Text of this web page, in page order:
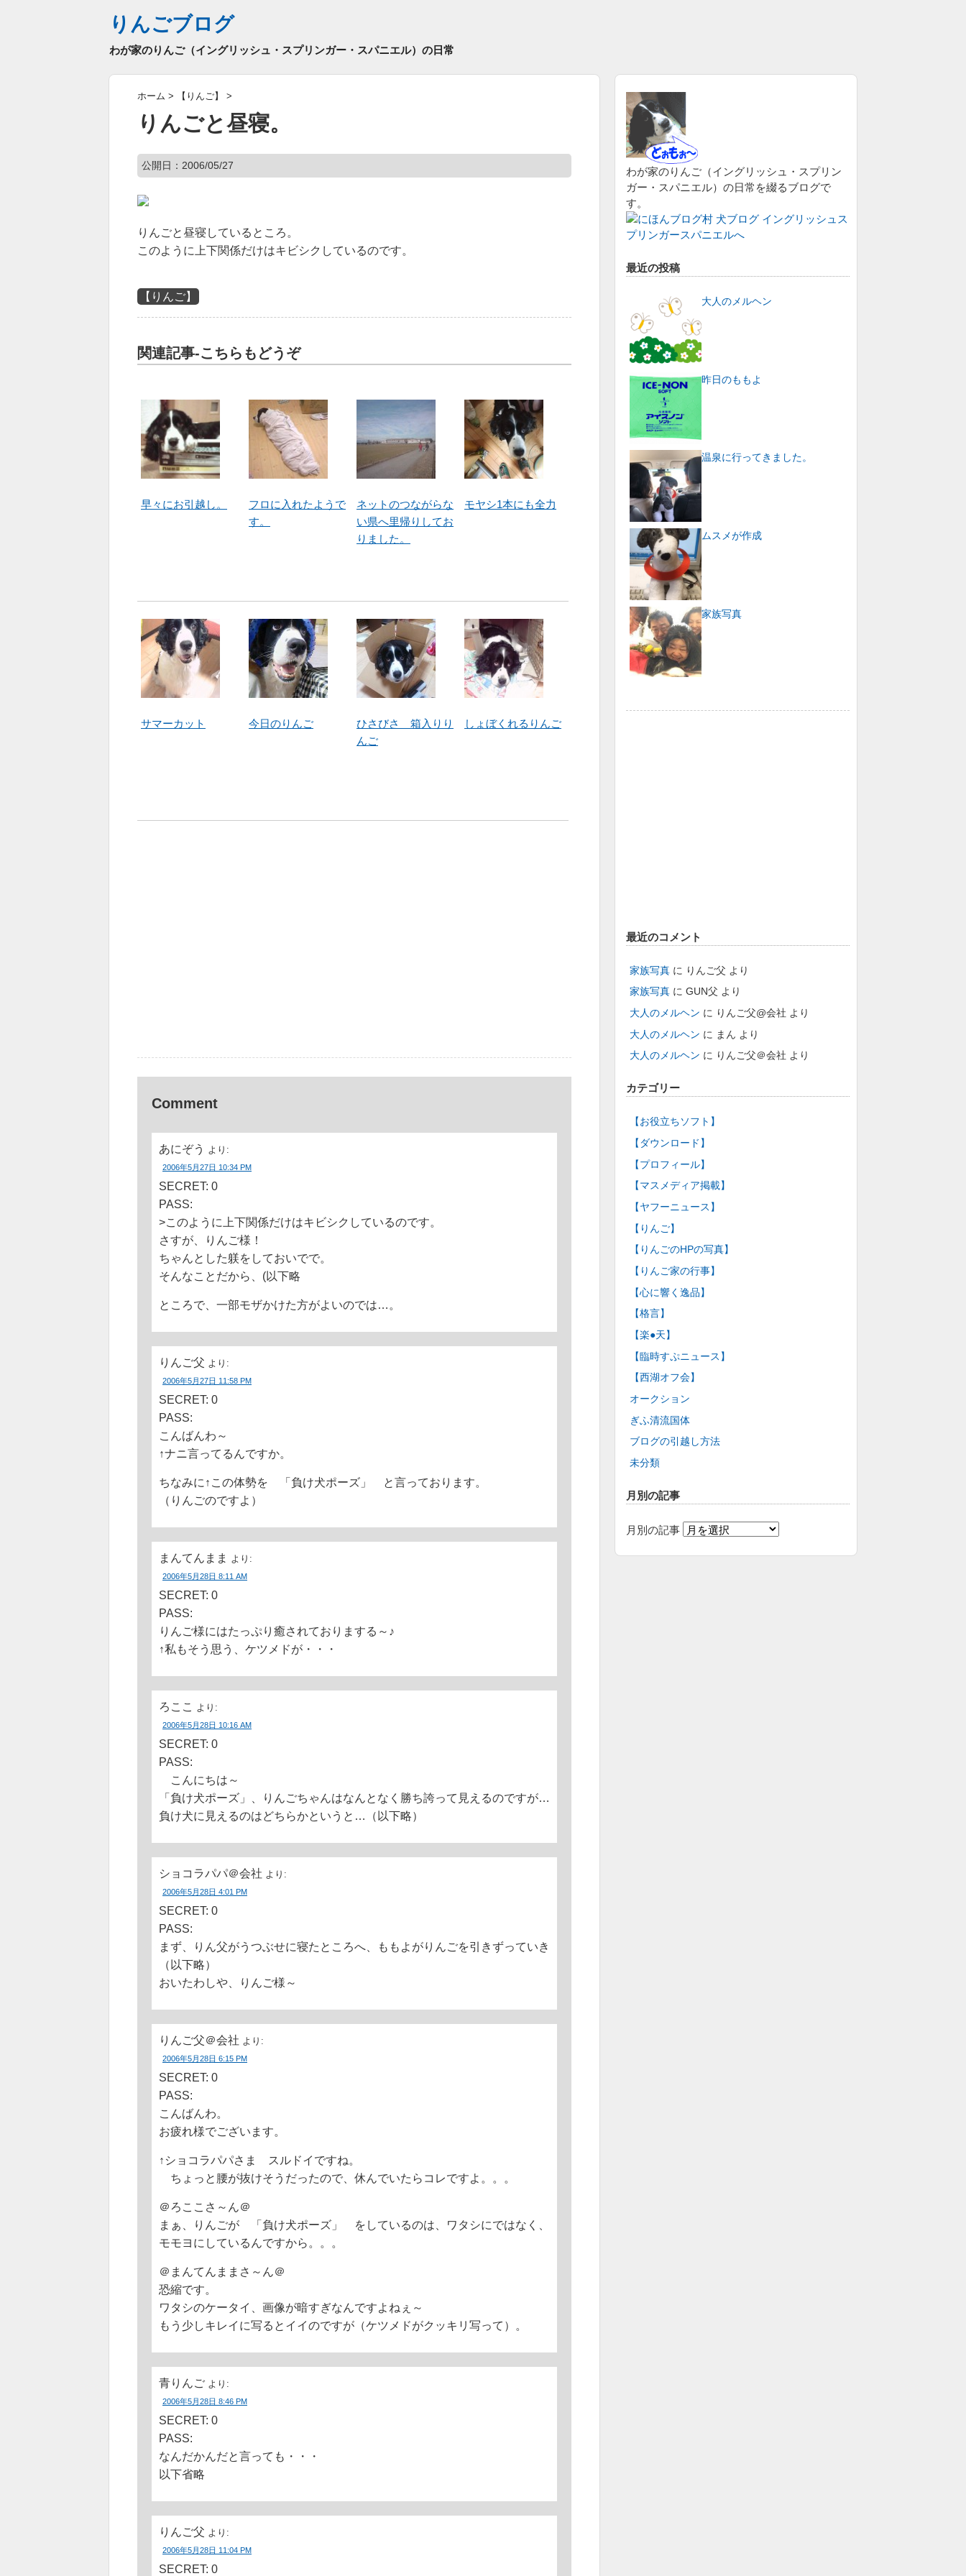
りんごブログ
わが家のりんご（イングリッシュ・スプリンガー・スパニエル）の日常
ホーム > 【りんご】 >
りんごと昼寝。
公開日：2006/05/27
りんごと昼寝しているところ。
このように上下関係だけはキビシクしているのです。
【りんご】
関連記事-こちらもどうぞ
早々にお引越し。
フロに入れたようで
す。
ネットのつながらな
い県へ里帰りしてお
りました。
モヤシ1本にも全力
サマーカット 今日のりんご
ひさびさ 箱入りり
んご
しょぼくれるりんご
Comment
あにぞう より:
2006年5月27日 10:34 PM
SECRET: 0
PASS:
>このように上下関係だけはキビシクしているのです。
さすが、りんご様！
ちゃんとした躾をしておいでで。
そんなことだから、(以下略
ところで、一部モザかけた方がよいのでは…。
りんご父 より:
2006年5月27日 11:58 PM
SECRET: 0
PASS:
こんばんわ～
↑ナニ言ってるんですか。
ちなみに↑この体勢を 「負け犬ポーズ」 と言っております。
（りんごのですよ）
まんてんまま より:
2006年5月28日 8:11 AM
SECRET: 0
PASS:
りんご様にはたっぷり癒されておりまする～♪
↑私もそう思う、ケツメドが・・・
ろここ より:
2006年5月28日 10:16 AM
SECRET: 0
PASS:
こんにちは～
「負け犬ポーズ」、りんごちゃんはなんとなく勝ち誇って見えるのですが…
負け犬に見えるのはどちらかというと…（以下略）
ショコラパパ＠会社 より:
2006年5月28日 4:01 PM
SECRET: 0
PASS:
まず、りん父がうつぶせに寝たところへ、ももよがりんごを引きずっていき
（以下略）
おいたわしや、りんご様～
りんご父＠会社 より:
2006年5月28日 6:15 PM
SECRET: 0
PASS:
こんばんわ。
お疲れ様でございます。
↑ショコラパパさま スルドイですね。
ちょっと腰が抜けそうだったので、休んでいたらコレですよ。。。
＠ろここさ～ん＠
まぁ、りんごが 「負け犬ポーズ」 をしているのは、ワタシにではなく、
モモヨにしているんですから。。。
＠まんてんままさ～ん＠
恐縮です。
ワタシのケータイ、画像が暗すぎなんですよねぇ～
もう少しキレイに写るとイイのですが（ケツメドがクッキリ写って）。
青りんご より:
2006年5月28日 8:46 PM
SECRET: 0
PASS:
なんだかんだと言っても・・・
以下省略
りんご父 より:
2006年5月28日 11:04 PM
SECRET: 0
わが家のりんご（イングリッシュ・スプリン
ガー・スパニエル）の日常を綴るブログで
す。
最近の投稿
大人のメルヘン
昨日のももよ
温泉に行ってきました。
ムスメが作成
家族写真
最近のコメント
家族写真 に りんご父 より
家族写真 に GUN父 より
大人のメルヘン に りんご父@会社 より
大人のメルヘン に まん より
大人のメルヘン に りんご父＠会社 より
カテゴリー
【お役立ちソフト】
【ダウンロード】
【プロフィール】
【マスメディア掲載】
【ヤフーニュース】
【りんご】
【りんごのHPの写真】
【りんご家の行事】
【心に響く逸品】
【格言】
【楽●天】
【臨時すぷニュース】
【西湖オフ会】
オークション
ぎふ清流国体
ブログの引越し方法
未分類
月別の記事
月別の記事